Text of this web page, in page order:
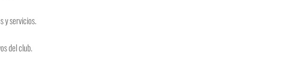
y servicios.
del club.